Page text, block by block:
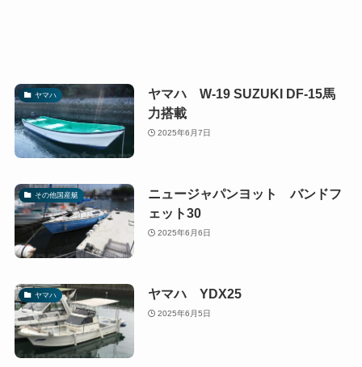
ヤマハ
ヤマハ W-19 SUZUKI DF-15馬
力搭載
2025年6月7日
その他国産艇
ニュージャパンヨット バンドフ
ェット30
2025年6月6日
ヤマハ ヤマハ YDX25
2025年6月5日